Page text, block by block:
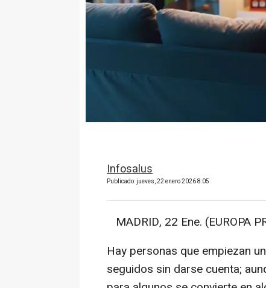
Infosalus
Publicado: jueves, 22 enero 2026 8:05
MADRID, 22 Ene. (EUROPA
Hay personas que empiezan
seguidos sin darse cuenta;